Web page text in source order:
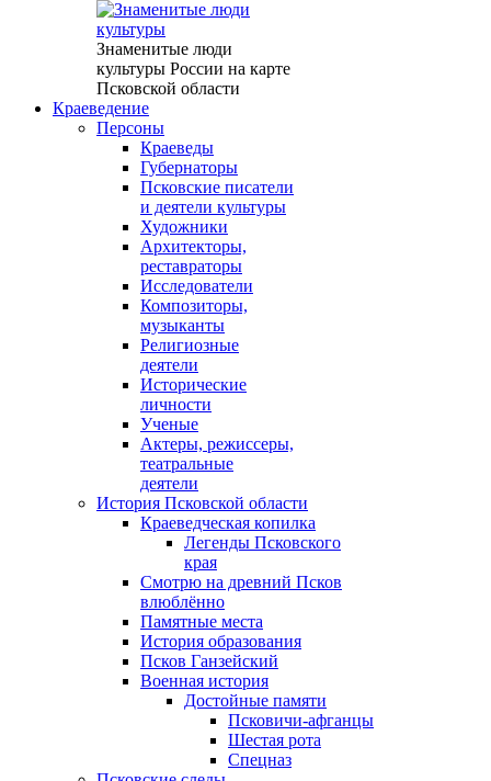
Знаменитые люди
культуры России на карте
Псковской области
Краеведение
Персоны
Краеведы
Губернаторы
Псковские писатели
и деятели культуры
Художники
Архитекторы,
реставраторы
Исследователи
Композиторы,
музыканты
Религиозные
деятели
Исторические
личности
Ученые
Актеры, режиссеры,
театральные
деятели
История Псковской области
Краеведческая копилка
Легенды Псковского
края
Смотрю на древний Псков
влюблённо
Памятные места
История образования
Псков Ганзейский
Военная история
Достойные памяти
Псковичи-афганцы
Шестая рота
Спецназ